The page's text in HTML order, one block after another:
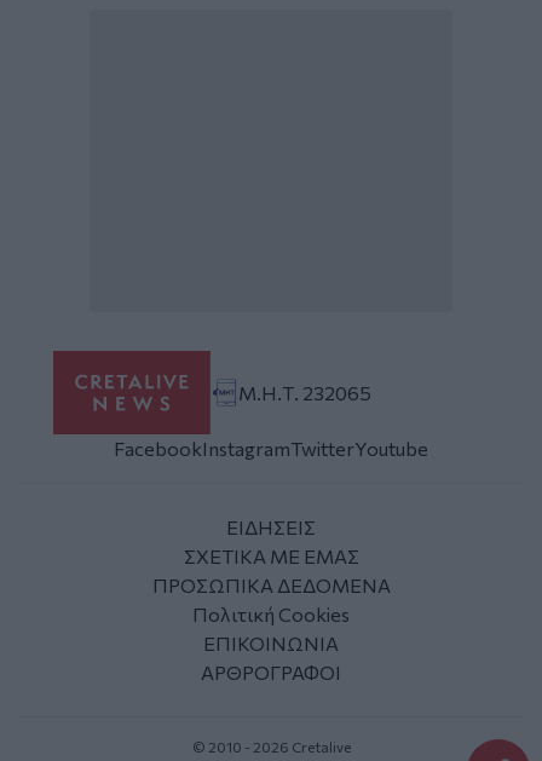
Μ.Η.Τ. 232065
FacebookInstagramTwitterYoutube
ΕΙΔΗΣΕΙΣ
ΣΧΕΤΙΚΑ ΜΕ ΕΜΑΣ
ΠΡΟΣΩΠΙΚΑ ΔΕΔΟΜΕΝΑ
Πολιτική Cookies
ΕΠΙΚΟΙΝΩΝΙΑ
ΑΡΘΡΟΓΡΑΦΟΙ
© 2010 - 2026 Cretalive